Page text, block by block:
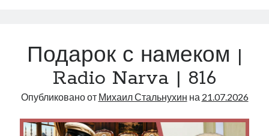
|
Narva
|
Подарок с намеком |
Radio Narva | 816
Опубликовано от Михаил Стальнухин на 21.07.2026